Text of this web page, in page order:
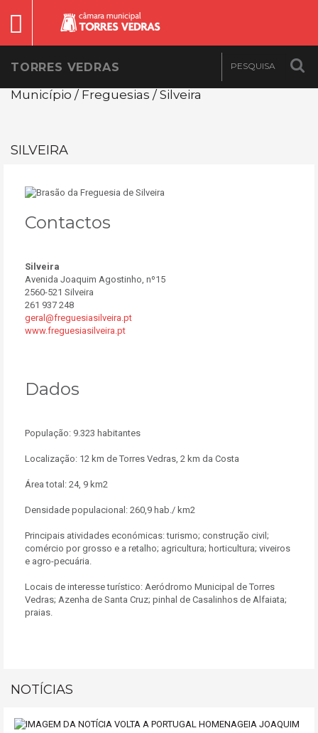
TORRES VEDRAS
Município / Freguesias / Silveira
SILVEIRA
Contactos
Silveira
Avenida Joaquim Agostinho, nº15
2560-521 Silveira
261 937 248
geral@freguesiasilveira.pt
www.freguesiasilveira.pt
Dados
População: 9.323 habitantes
Localização: 12 km de Torres Vedras, 2 km da Costa
Área total: 24, 9 km2
Densidade populacional: 260,9 hab./ km2
Principais atividades económicas: turismo; construção civil;
comércio por grosso e a retalho; agricultura; horticultura; viveiros
e agro-pecuária.
Locais de interesse turístico: Aeródromo Municipal de Torres
Vedras; Azenha de Santa Cruz; pinhal de Casalinhos de Alfaiata;
praias.
NOTÍCIAS